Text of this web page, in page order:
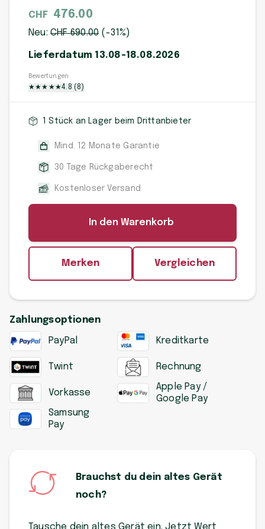
CHF 476.00
Neu:CHF690.00 (-31%)
Lieferdatum 13.08-18.08.2026
Bewertungen
★★★ ★★4.8 ( 8 )
1 Stück an Lager beim Drittanbieter
Mind. 12 Monate Garantie
30 Tage Rückgaberecht
Kostenloser Versand
In den Warenkorb
Merken Vergleichen
Zahlungsoptionen
PayPal Kreditkarte
Twint Rechnung
Vorkasse
Apple Pay /
Google Pay
Samsung
Pay
Brauchst du dein altes Gerät
noch?
Tausche dein altes Gerät ein. Jetzt Wert